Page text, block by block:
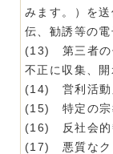
みます。）を
伝、勧誘等の
(13) 第三者の
不正に収集、
(14) 営利活動
(15) 特定の宗
(16) 反社会的
(17) 悪質なク